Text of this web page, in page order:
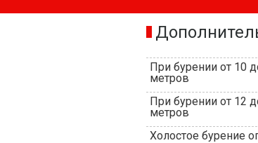
При бурении от 10
метров
При бурении от 12
метров
Холостое бурение